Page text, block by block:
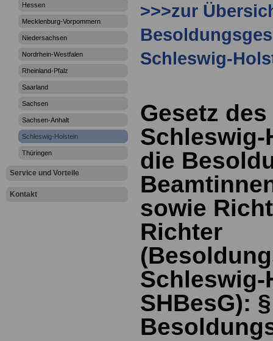
Hessen
Mecklenburg-Vorpommern
Niedersachsen
Nordrhein-Westfalen
Rheinland-Pfalz
Saarland
Sachsen
Sachsen-Anhalt
Schleswig-Holstein
Thüringen
Service und Vorteile
Kontakt
>>>zur
Schleswig-
Gesetz
die
sowie
Richter
Schleswig-
SHBesG):